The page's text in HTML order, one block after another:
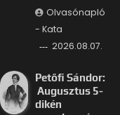
Olvasónapló
- Kata
2026.08.07.
Petőfi Sándor:
Augusztus 5-
dikén